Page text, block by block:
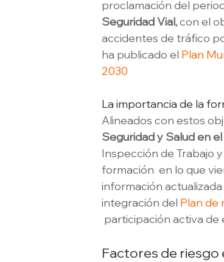
proclamación del
Seguridad Vial, con el
accidentes de tráfico
ha publicado el Plan
2030
La importancia de la
Alineados con estos
Seguridad y Salud en
Inspección de Trabajo
formación  en lo que
información
integración del Plan de
participación activa de
Factores de riesgo